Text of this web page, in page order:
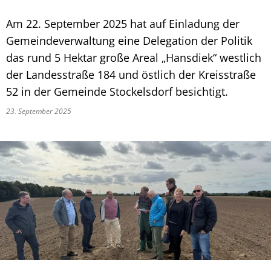
Am 22. September 2025 hat auf Einladung der
Gemeindeverwaltung eine Delegation der Politik
das rund 5 Hektar große Areal „Hansdiek“ westlich
der Landesstraße 184 und östlich der Kreisstraße
52 in der Gemeinde Stockelsdorf besichtigt.
23. September 2025